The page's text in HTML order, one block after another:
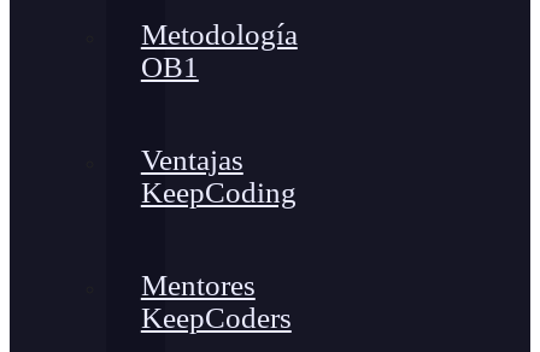
Metodología
OB1
Ventajas
KeepCoding
Mentores
KeepCoders